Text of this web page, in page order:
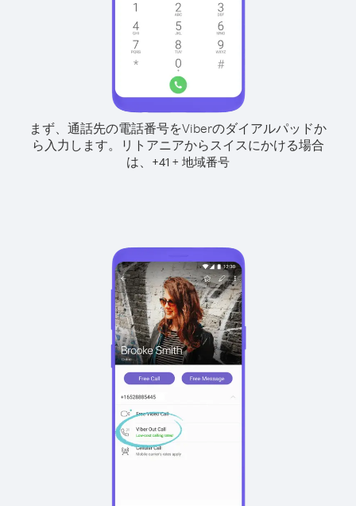
まず、通話先の電話番号をViberのダイアルパッドか
ら入力します。
リトアニアからスイスにかける場合
は、 +41 + 地域番号